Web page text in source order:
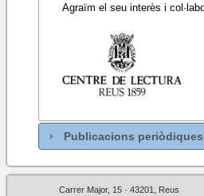
Agraïm el seu interès i
Publicacions
Carrer Major, 15 · 43201, Reus